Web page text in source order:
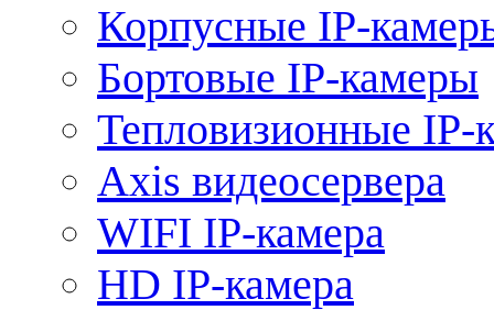
Корпусные IP-
Бортовые IP-камеры
Тепловизионные IP-
Axis видеосервера
WIFI IP-камера
HD IP-камера